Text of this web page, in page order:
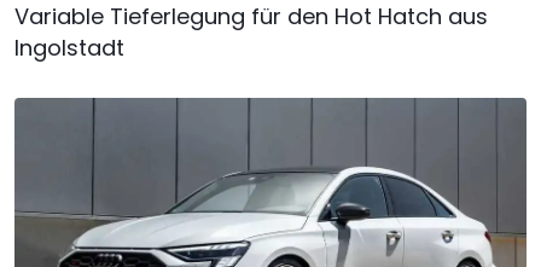
Variable Tieferlegung für den Hot Hatch aus
Ingolstadt